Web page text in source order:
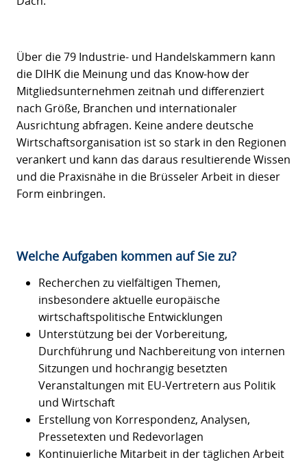
Über die 79 Industrie- und Handelskammern kann
die DIHK die Meinung und das Know-how der
Mitgliedsunternehmen zeitnah und differenziert
nach Größe, Branchen und internationaler
Ausrichtung abfragen. Keine andere deutsche
Wirtschaftsorganisation ist so stark in den Regionen
verankert und kann das daraus resultierende Wissen
und die Praxisnähe in die Brüsseler Arbeit in dieser
Form einbringen.
Welche Aufgaben kommen auf Sie zu?
Recherchen zu vielfältigen Themen,
insbesondere aktuelle europäische
wirtschaftspolitische Entwicklungen
Unterstützung bei der Vorbereitung,
Durchführung und Nachbereitung von internen
Sitzungen und hochrangig besetzten
Veranstaltungen mit EU-Vertretern aus Politik
und Wirtschaft
Erstellung von Korrespondenz, Analysen,
Pressetexten und Redevorlagen
Kontinuierliche Mitarbeit in der täglichen Arbeit